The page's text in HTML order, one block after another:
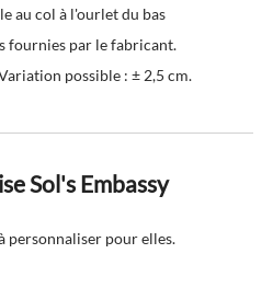
au col à l'ourlet du bas
fournies par le fabricant.
possible : ± 2,5 cm.
Sol's Embassy
personnaliser pour elles.